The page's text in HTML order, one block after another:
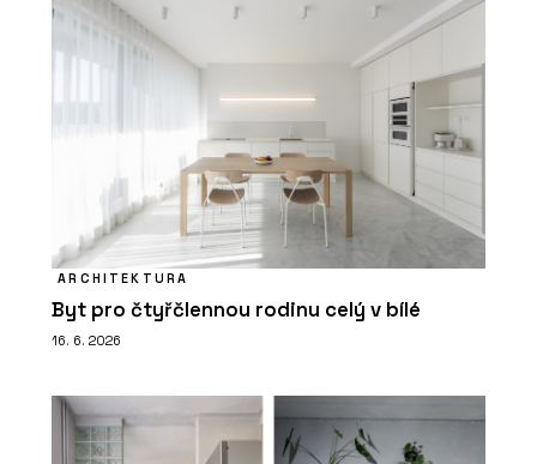
ARCHITEKTURA
Byt pro čtyřčlennou rodinu celý v bílé
16. 6. 2026